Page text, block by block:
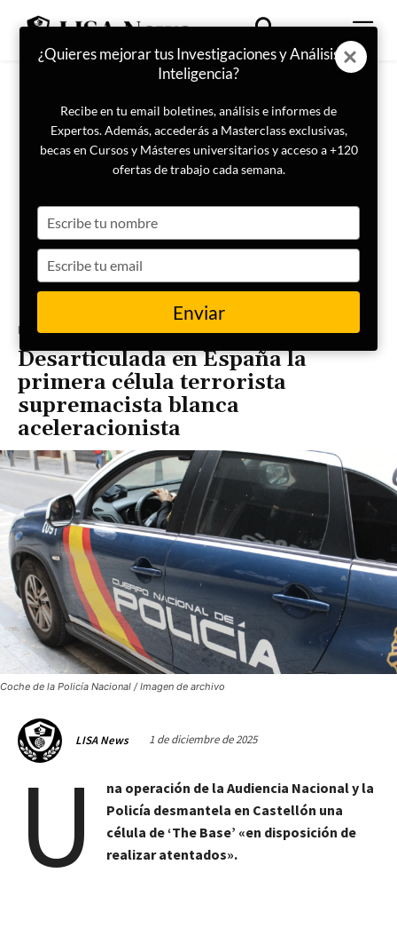
Portada Actualidad
Desarticulada en España la
primera célula terrorista
supremacista blanca
aceleracionista
Coche de la Policía Nacional / Imagen de archivo
LISA News 1 de diciembre de 2025
U
na operación de la Audiencia Nacional y la
Policía desmantela en Castellón una
célula de ‘The Base’ «en disposición de
realizar atentados».
¿Quieres mejorar tus Investigaciones y Análisis de
Inteligencia?
Recibe en tu email boletines, análisis e informes de
Expertos. Además, accederás a Masterclass exclusivas,
becas en Cursos y Másteres universitarios y acceso a +120
ofertas de trabajo cada semana.
your
name
your
email
Enviar